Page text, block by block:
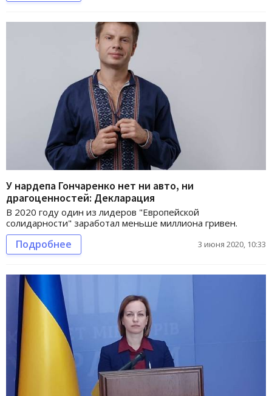
У нардепа Гончаренко нет ни авто, ни
драгоценностей: Декларация
В 2020 году один из лидеров "Европейской
солидарности" заработал меньше миллиона гривен.
Подробнее 3 июня 2020, 10:33